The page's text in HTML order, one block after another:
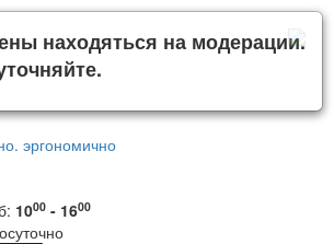
эргономично
1000 - 1600
находяться на модерации.